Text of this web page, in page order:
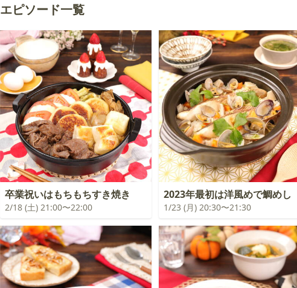
エピソード一覧
卒業祝いはもちもちすき焼き
2/18 (土) 21:00〜22:00
2023年最初は洋風めで鯛めし
1/23 (月) 20:30〜21:30